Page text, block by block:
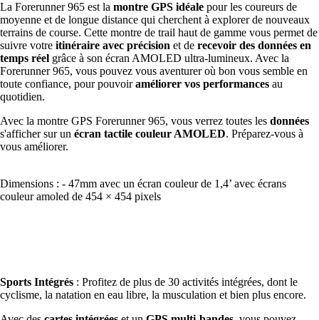
La Forerunner 965 est la montre GPS idéale pour les coureurs de
moyenne et de longue distance qui cherchent à explorer de nouveaux
terrains de course. Cette montre de trail haut de gamme vous permet de
suivre votre itinéraire avec précision et de recevoir des données en
temps réel grâce à son écran AMOLED ultra-lumineux. Avec la
Forerunner 965, vous pouvez vous aventurer où bon vous semble en
toute confiance, pour pouvoiraméliorer vos performances au
quotidien.
Avec la montre GPS Forerunner 965, vous verrez toutes les données
s'afficher sur un écran tactile couleur AMOLED. Préparez-vous à
vous améliorer.
Dimensions : - 47mm avec un écran couleur de 1,4’ avec écrans
couleur amoled de 454 × 454 pixels
Sports Intégrés : Profitez de plus de 30 activités intégrées, dont le
cyclisme, la natation en eau libre, la musculation et bien plus encore.